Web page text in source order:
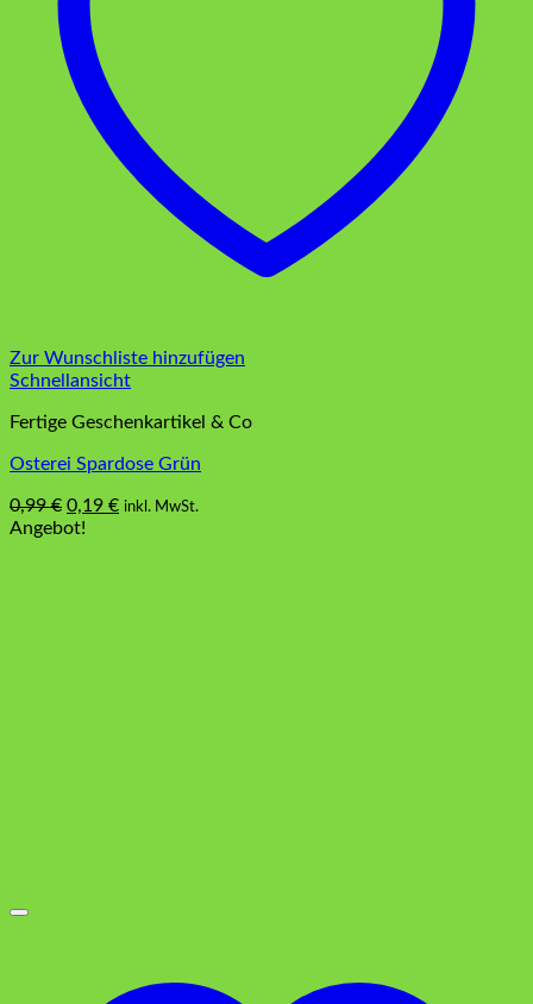
Zur Wunschliste hinzufügen
Schnellansicht
Fertige Geschenkartikel & Co
Osterei Spardose Grün
0,99€ Ursprünglicher
Preis
0,19 €Aktueller
inkl. MwSt.
Angebot!